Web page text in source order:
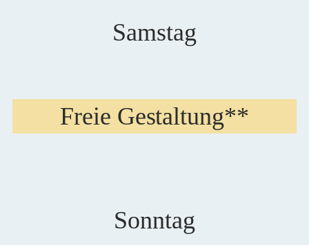
Samstag
Freie Gestaltung**
Sonntag